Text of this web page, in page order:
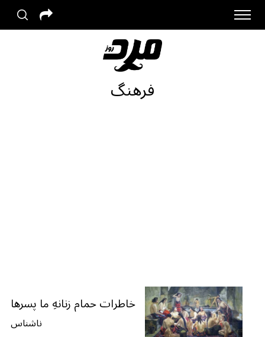
فرهنگ
خاطرات حمام زنانهِ ما پسرها
ناشناس